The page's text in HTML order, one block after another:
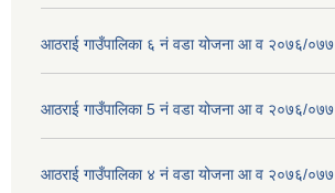
आठराई गाउँपालिका ६ नं वडा योजना आ व २०७६/०७७
आठराई गाउँपालिका 5 नं वडा योजना आ व २०७६/०७७
आठराई गाउँपालिका ४ नं वडा योजना आ व २०७६/०७७